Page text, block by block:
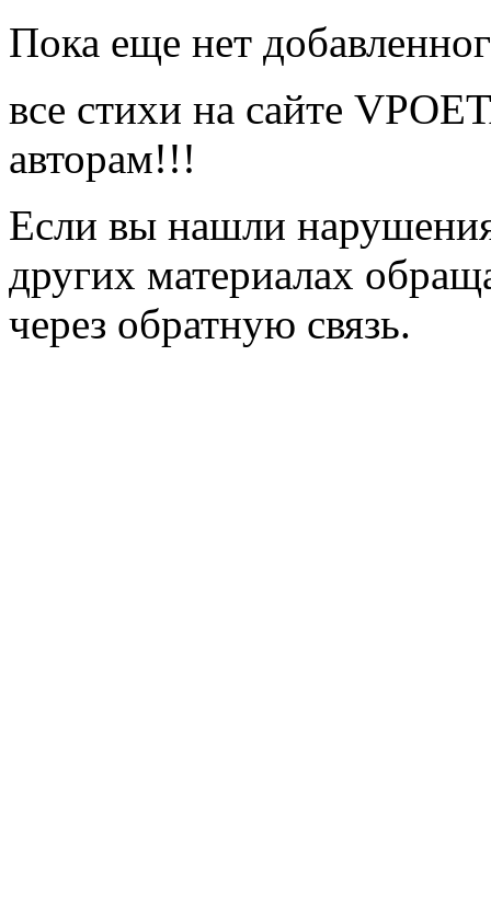
Пока еще нет
все стихи на сайте
авторам!!!
Если вы нашли
других материалах
через обратную связь.